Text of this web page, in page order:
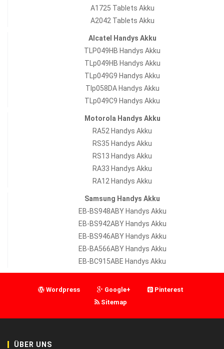
A1725 Tablets Akku
A2042 Tablets Akku
Alcatel Handys Akku
TLP049HB Handys Akku
TLp049HB Handys Akku
TLp049G9 Handys Akku
Tlp058DA Handys Akku
TLp049C9 Handys Akku
Motorola Handys Akku
RA52 Handys Akku
RS35 Handys Akku
RS13 Handys Akku
RA33 Handys Akku
RA12 Handys Akku
Samsung Handys Akku
EB-BS948ABY Handys Akku
EB-BS942ABY Handys Akku
EB-BS946ABY Handys Akku
EB-BA566ABY Handys Akku
EB-BC915ABE Handys Akku
Wordpress Google+
Pinterest
Sitemap
ÜBER UNS